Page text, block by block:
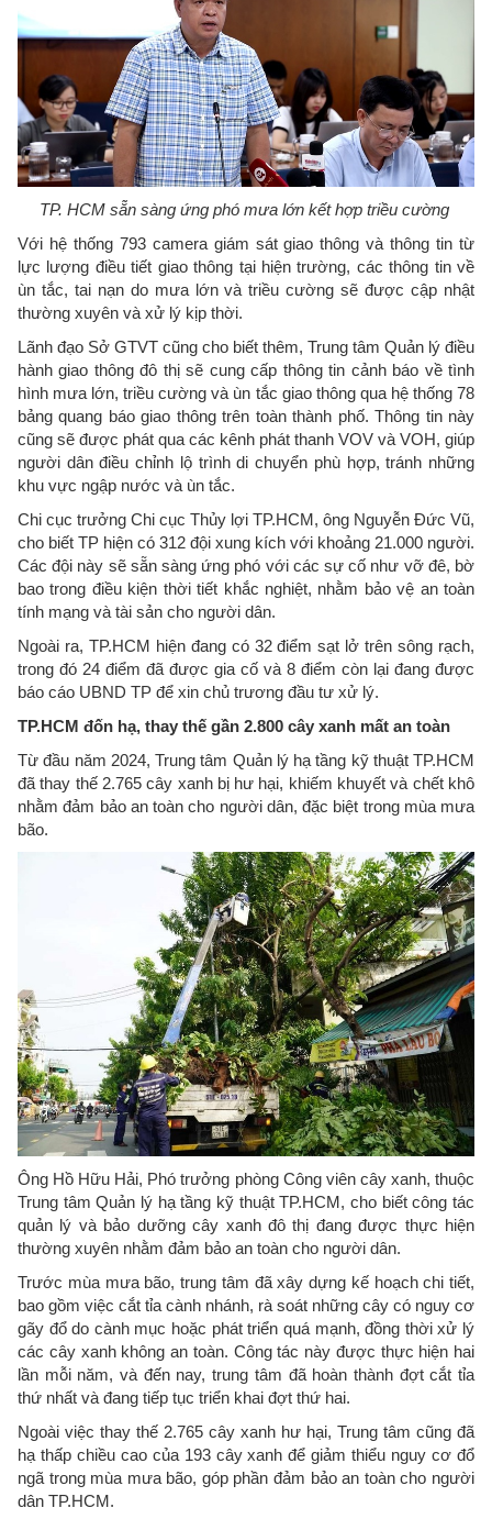
TP. HCM sẵn sàng ứng phó mưa lớn kết hợp triều cường
Với hệ thống 793 camera giám sát giao thông và thông tin từ
lực lượng điều tiết giao thông tại hiện trường, các thông tin về
ùn tắc, tai nạn do mưa lớn và triều cường sẽ được cập nhật
thường xuyên và xử lý kịp thời.
Lãnh đạo Sở GTVT cũng cho biết thêm, Trung tâm Quản lý điều
hành giao thông đô thị sẽ cung cấp thông tin cảnh báo về tình
hình mưa lớn, triều cường và ùn tắc giao thông qua hệ thống 78
bảng quang báo giao thông trên toàn thành phố. Thông tin này
cũng sẽ được phát qua các kênh phát thanh VOV và VOH, giúp
người dân điều chỉnh lộ trình di chuyển phù hợp, tránh những
khu vực ngập nước và ùn tắc.
Chi cục trưởng Chi cục Thủy lợi TP.HCM, ông Nguyễn Đức Vũ,
cho biết TP hiện có 312 đội xung kích với khoảng 21.000 người.
Các đội này sẽ sẵn sàng ứng phó với các sự cố như vỡ đê, bờ
bao trong điều kiện thời tiết khắc nghiệt, nhằm bảo vệ an toàn
tính mạng và tài sản cho người dân.
Ngoài ra, TP.HCM hiện đang có 32 điểm sạt lở trên sông rạch,
trong đó 24 điểm đã được gia cố và 8 điểm còn lại đang được
báo cáo UBND TP để xin chủ trương đầu tư xử lý.
TP.HCM đốn hạ, thay thế gần 2.800 cây xanh mất an toàn
Từ đầu năm 2024, Trung tâm Quản lý hạ tầng kỹ thuật TP.HCM
đã thay thế 2.765 cây xanh bị hư hại, khiếm khuyết và chết khô
nhằm đảm bảo an toàn cho người dân, đặc biệt trong mùa mưa
bão.
Ông Hồ Hữu Hải, Phó trưởng phòng Công viên cây xanh, thuộc
Trung tâm Quản lý hạ tầng kỹ thuật TP.HCM, cho biết công tác
quản lý và bảo dưỡng cây xanh đô thị đang được thực hiện
thường xuyên nhằm đảm bảo an toàn cho người dân.
Trước mùa mưa bão, trung tâm đã xây dựng kế hoạch chi tiết,
bao gồm việc cắt tỉa cành nhánh, rà soát những cây có nguy cơ
gãy đổ do cành mục hoặc phát triển quá mạnh, đồng thời xử lý
các cây xanh không an toàn. Công tác này được thực hiện hai
lần mỗi năm, và đến nay, trung tâm đã hoàn thành đợt cắt tỉa
thứ nhất và đang tiếp tục triển khai đợt thứ hai.
Ngoài việc thay thế 2.765 cây xanh hư hại, Trung tâm cũng đã
hạ thấp chiều cao của 193 cây xanh để giảm thiểu nguy cơ đổ
ngã trong mùa mưa bão, góp phần đảm bảo an toàn cho người
dân TP.HCM.